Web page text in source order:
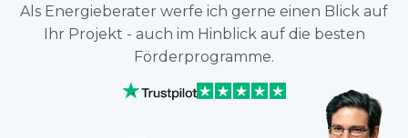
Als Energieberater werfe ich gerne einen Blick auf
Ihr Projekt - auch im Hinblick auf die besten
Förderprogramme.